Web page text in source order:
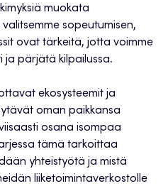
muokata
sopeutumisen,
ovat tärkeitä, jotta voimme
pärjätä kilpailussa.
ekosysteemit ja
oman paikkansa
osana isompaa
tämä tarkoittaa
yhteistyötä ja mistä
liiketoimintaverkostolle